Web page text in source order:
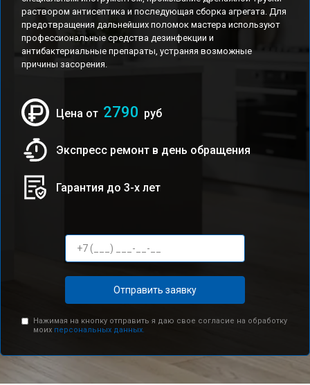
раствором антисептика и последующая сборка агрегата. Для
предотвращения дальнейших поломок мастера используют
профессиональные средства дезинфекции и
антибактериальные препараты, устраняя возможные
причины засорения.
Цена от 2790 руб
Экспресс ремонт в день обращения
Гарантия до 3-х лет
Отправить заявку
Нажимая на кнопку отправить я даю свое согласие на обработку
моих персональных данных.